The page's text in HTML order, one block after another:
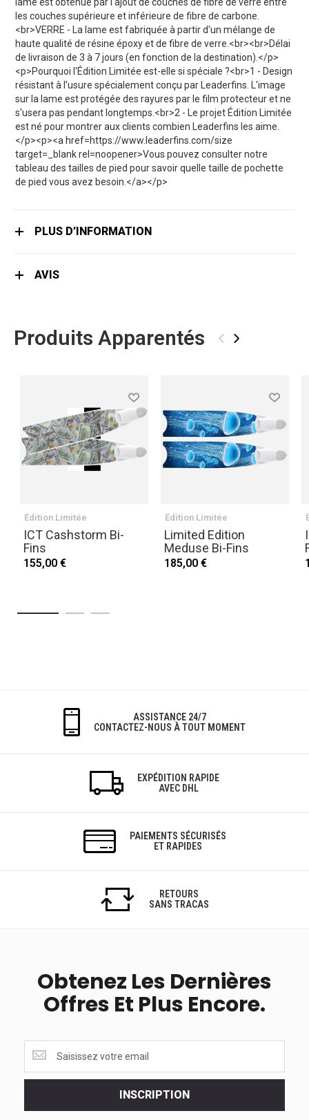
les couches supérieure et inférieure de fibre de carbone.
<br>VERRE - La lame est fabriquée à partir d'un mélange de
haute qualité de résine époxy et de fibre de verre.<br><br>Délai
de livraison de 3 à 7 jours (en fonction de la destination).</p>
<p>Pourquoi l'Édition Limitée est-elle si spéciale ?<br>1 - Design
résistant à l'usure spécialement conçu par Leaderfins. L'image
sur la lame est protégée des rayures par le film protecteur et ne
s'usera pas pendant longtemps.<br>2 - Le projet Édition Limitée
est né pour montrer aux clients combien Leaderfins les aime.
</p><p><a href=https://www.leaderfins.com/size
target=_blank rel=noopener>Vous pouvez consulter notre
tableau des tailles de pied pour savoir quelle taille de pochette
de pied vous avez besoin.</a></p>
PLUS D’INFORMATION
AVIS
Produits Apparentés ‹ ›
Édition Limitée
ICT Cashstorm Bi-
Fins
155,00 €
Édition Limitée
Limited Edition
Meduse Bi-Fins
185,00 €
ASSISTANCE 24/7
CONTACTEZ-NOUS À TOUT MOMENT
EXPÉDITION RAPIDE
AVEC DHL
PAIEMENTS SÉCURISÉS
ET RAPIDES
RETOURS
SANS TRACAS
Obtenez Les Dernières
Offres Et Plus Encore.
les
dernières
INSCRIPTION